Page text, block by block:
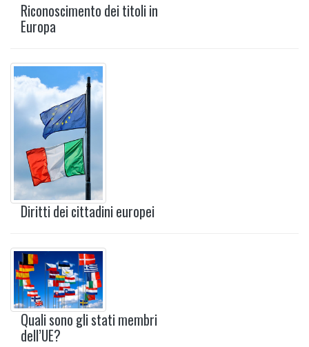
Riconoscimento dei titoli in
Europa
Diritti dei cittadini europei
Quali sono gli stati membri
dell’UE?